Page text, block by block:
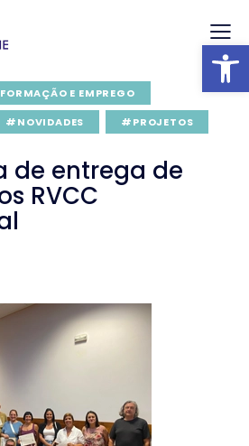
Abrir barra
E EMPREGO
#NOVIDADES #PROJETOS
de entrega de
RVCC